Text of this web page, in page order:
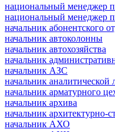
национальный менеджер
национальный менеджер
начальник абонентского
начальник автоколонны
начальник автохозяйства
начальник
начальник АЗС
начальник аналитической
начальник арматурного
начальник архива
начальник архитектурно-
начальник АХО